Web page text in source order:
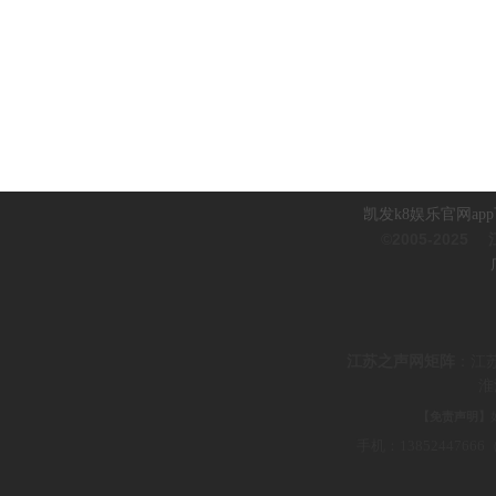
凯发k8娱乐官网